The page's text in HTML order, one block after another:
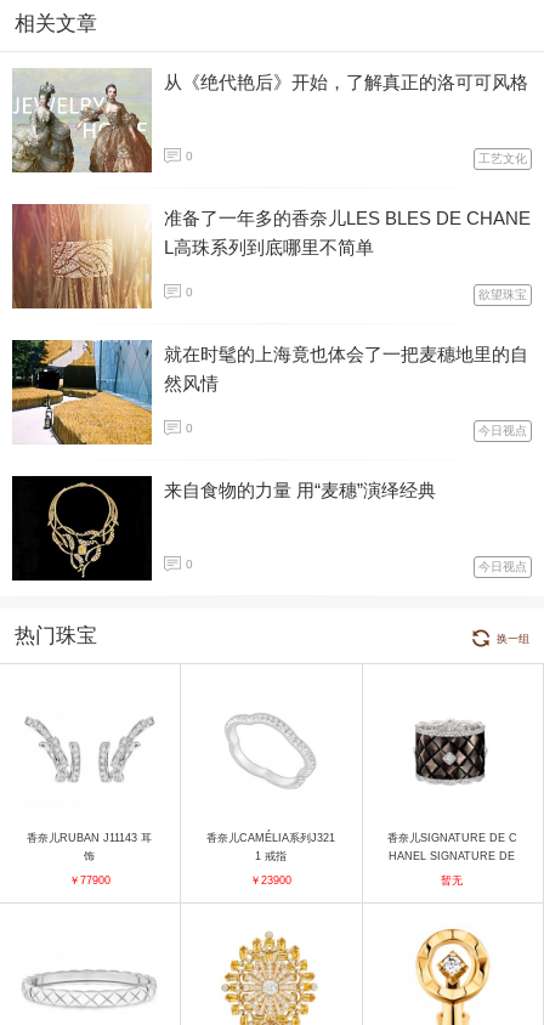
相关文章
从《绝代艳后》开始，了解真正的洛可可风格
0 工艺文化
准备了一年多的香奈儿LES BLES DE CHANE
L高珠系列到底哪里不简单
0 欲望珠宝
就在时髦的上海竟也体会了一把麦穗地里的自
然风情
0 今日视点
来自食物的力量 用“麦穗”演绎经典
0 今日视点
热门珠宝 换一组
香奈儿RUBAN J11143 耳
饰
￥77900
香奈儿CAMÉLIA系列J321
1 戒指
￥23900
香奈儿SIGNATURE DE C
HANEL SIGNATURE DE
NACRE"Signature de Nac
暂无